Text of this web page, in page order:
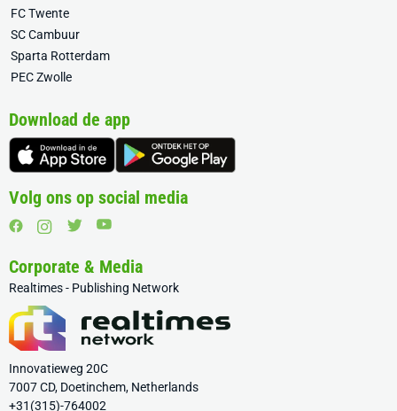
FC Twente
SC Cambuur
Sparta Rotterdam
PEC Zwolle
Download de app
Volg ons op social media
Corporate & Media
Realtimes - Publishing Network
Innovatieweg 20C
7007 CD, Doetinchem, Netherlands
+31(315)-764002